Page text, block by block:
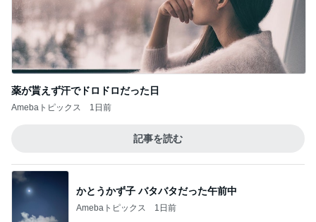
薬が貰えず汗でドロドロだった日
Amebaトピックス 1日前
記事を読む
かとうかず子 バタバタだった午前中
Amebaトピックス 1日前